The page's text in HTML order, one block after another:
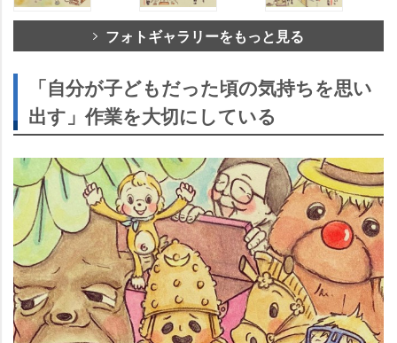
フォトギャラリーをもっと見る
「自分が子どもだった頃の気持ちを思い
出す」作業を大切にしている